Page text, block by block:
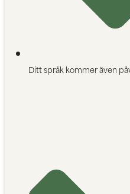
Ditt språk kommer även